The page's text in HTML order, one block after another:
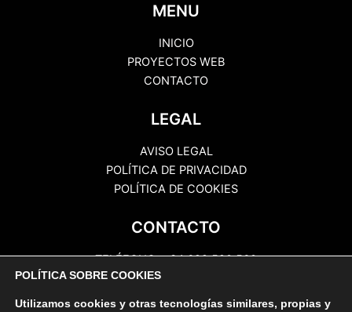
MENU
INICIO
PROYECTOS WEB
CONTACTO
LEGAL
AVISO LEGAL
POLÍTICA DE PRIVACIDAD
POLÍTICA DE COOKIES
CONTACTO
TELÉFONO: +34 622 520 560
EMAIL: info@prbcomunicaciones.com
DIRECCIÓN: Ctra Gral Valle Guerra, 197.
POLÍTICA SOBRE COOKIES
Utilizamos cookies y otras tecnologías similares, propias y